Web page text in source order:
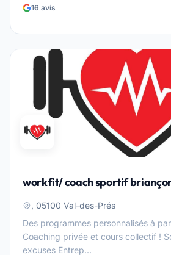
16 avis
workfit/ coach sportif
, 05100 Val-des-Prés
Des programmes personnalisés à
Coaching privée et cours collectif !
excuses Entrep...